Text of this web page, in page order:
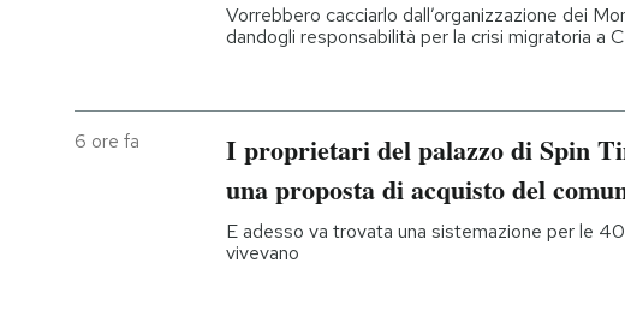
Vorrebbero cacciarlo dall’organizzazione dei
dandogli responsabilità per la crisi migratoria a
6 ore fa
I proprietari del palazzo di Spin
una proposta di acquisto del
E adesso va trovata una sistemazione per le
vivevano